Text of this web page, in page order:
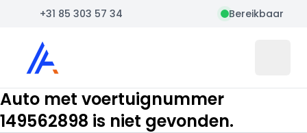
+31 85 303 57 34 Bereikbaar
Auto Atlas
Auto met voertuignummer
149562898 is niet gevonden.